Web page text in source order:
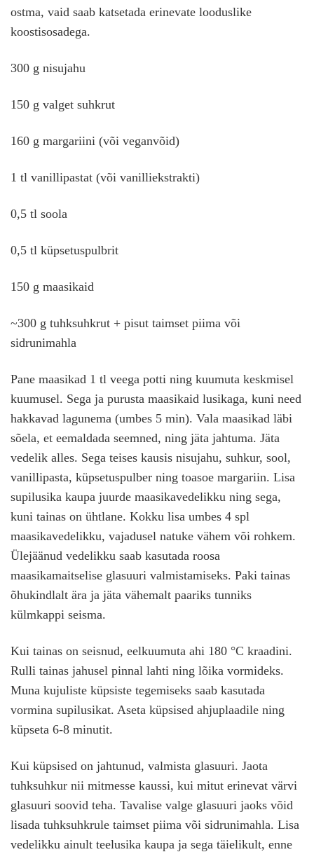
ostma, vaid saab katsetada erinevate looduslike
koostisosadega.
300 g nisujahu
150 g valget suhkrut
160 g margariini (või veganvõid)
1 tl vanillipastat (või vanilliekstrakti)
0,5 tl soola
0,5 tl küpsetuspulbrit
150 g maasikaid
~300 g tuhksuhkrut + pisut taimset piima või
sidrunimahla
Pane maasikad 1 tl veega potti ning kuumuta keskmisel
kuumusel. Sega ja purusta maasikaid lusikaga, kuni need
hakkavad lagunema (umbes 5 min). Vala maasikad läbi
sõela, et eemaldada seemned, ning jäta jahtuma. Jäta
vedelik alles. Sega teises kausis nisujahu, suhkur, sool,
vanillipasta, küpsetuspulber ning toasoe margariin. Lisa
supilusika kaupa juurde maasikavedelikku ning sega,
kuni tainas on ühtlane. Kokku lisa umbes 4 spl
maasikavedelikku, vajadusel natuke vähem või rohkem.
Ülejäänud vedelikku saab kasutada roosa
maasikamaitselise glasuuri valmistamiseks. Paki tainas
õhukindlalt ära ja jäta vähemalt paariks tunniks
külmkappi seisma.
Kui tainas on seisnud, eelkuumuta ahi 180 °C kraadini.
Rulli tainas jahusel pinnal lahti ning lõika vormideks.
Muna kujuliste küpsiste tegemiseks saab kasutada
vormina supilusikat. Aseta küpsised ahjuplaadile ning
küpseta 6-8 minutit.
Kui küpsised on jahtunud, valmista glasuuri. Jaota
tuhksuhkur nii mitmesse kaussi, kui mitut erinevat värvi
glasuuri soovid teha. Tavalise valge glasuuri jaoks võid
lisada tuhksuhkrule taimset piima või sidrunimahla. Lisa
vedelikku ainult teelusika kaupa ja sega täielikult, enne